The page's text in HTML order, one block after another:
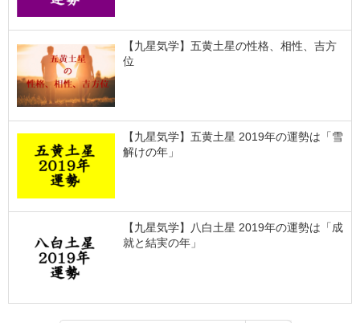
【九星気学】五黄土星の性格、相性、吉方
位
【九星気学】五黄土星 2019年の運勢は「雪
解けの年」
【九星気学】八白土星 2019年の運勢は「成
就と結実の年」